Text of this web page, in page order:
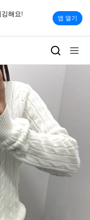
해요!
앱 열기